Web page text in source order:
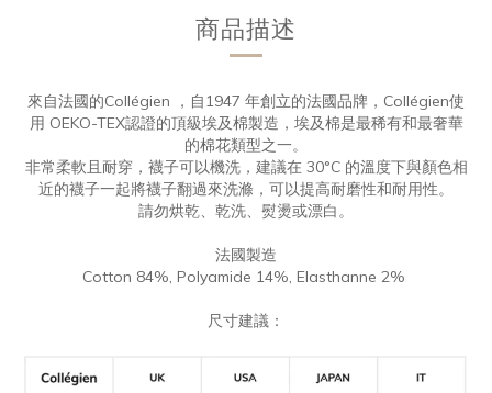
商品描述
來自法國的Collégien ，自1947 年創立的法國品牌，Collégien使
用 OEKO-TEX認證的頂級埃及棉製造，埃及棉是最稀有和最奢華
的棉花類型之一。
非常柔軟且耐穿，襪子可以機洗，建議在 30°C 的溫度下與顏色相
近的襪子一起將襪子翻過來洗滌，可以提高耐磨性和耐用性。
請勿烘乾、乾洗、熨燙或漂白。
法國製造
Cotton 84%, Polyamide 14%, Elasthanne 2%
尺寸建議：